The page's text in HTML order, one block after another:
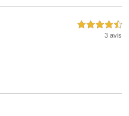
4,5 étoiles sur 5
3 avis